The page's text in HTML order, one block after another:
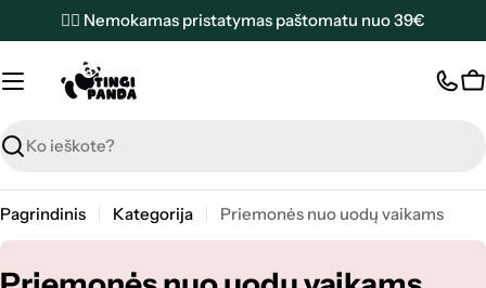
prie
✌🏼 Nemokamas pristatymas paštomatu nuo 39€
Paieška
Pagrindinis Kategorija Priemonės nuo uodų vaikams